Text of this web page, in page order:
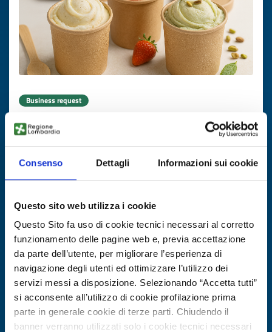
Consenso Dettagli Informazioni sui cookie
Questo sito web utilizza i cookie
Questo Sito fa uso di cookie tecnici necessari al corretto
funzionamento delle pagine web e, previa accettazione
da parte dell’utente, per migliorare l’esperienza di
navigazione degli utenti ed ottimizzare l’utilizzo dei
servizi messi a disposizione. Selezionando “Accetta tutti”
si acconsente all’utilizzo di cookie profilazione prima
parte in generale cookie di terze parti. Chiudendo il
banner verranno utilizzati solo i cookie tecnici necessari
Business request
Cercasi produttore per gelato senza
zuccheri aggiunti
ID: BRDK20250820002
Expires on13 novembre 2026